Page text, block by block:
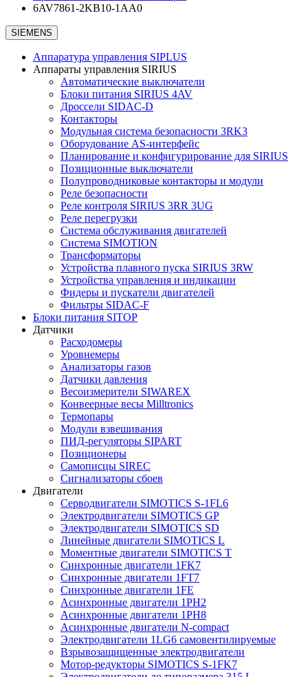
6AV7861-2KB10-1AA0
SIEMENS
Аппаратура управления SIPLUS
Аппараты управления SIRIUS
Автоматические выключатели
Блоки питания SIRIUS 4AV
Дроссели SIDAC-D
Контакторы
Модульная система безопасности 3RK3
Оборудование AS-интерфейс
Планирование и конфигурирование для SIRIUS
Позиционные выключатели
Полупроводниковые контакторы и модули
Реле безопасности
Реле контроля SIRIUS 3RR 3UG
Реле перегрузки
Сиcтема обслуживания двигателей
Система SIMOTION
Трансформаторы
Устройства плавного пуска SIRIUS 3RW
Устройства управления и индикации
Фидеры и пускатели двигателей
Фильтры SIDAC-F
Блоки питания SITOP
Датчики
Расходомеры
Уровнемеры
Анализаторы газов
Датчики давления
Весоизмерители SIWAREX
Конвеерные весы Milltronics
Термопары
Модули взвешивания
ПИД-регуляторы SIPART
Позиционеры
Самописцы SIREC
Сигнализаторы сбоев
Двигатели
Серводвигатели SIMOTICS S-1FL6
Электродвигатели SIMOTICS GP
Электродвигатели SIMOTICS SD
Линейные двигатели SIMOTICS L
Моментные двигатели SIMOTICS T
Синхронные двигатели 1FK7
Синхронные двигатели 1FT7
Синхронные двигатели 1FE
Асинхронные двигатели 1PH2
Асинхронные двигатели 1PH8
Асинхронные двигатели N-compact
Электродвигатели 1LG6 cамовентилируемые
Взрывозащищенные электродвигатели
Мотор-редукторы SIMOTICS S-1FK7